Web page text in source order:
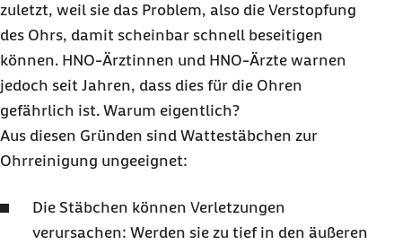
zuletzt, weil sie das Problem, also die Verstopfung
des Ohrs, damit scheinbar schnell beseitigen
können. HNO-Ärztinnen und HNO-Ärzte warnen
jedoch seit Jahren, dass dies für die Ohren
gefährlich ist. Warum eigentlich?
Aus diesen Gründen sind Wattestäbchen zur
Ohrreinigung ungeeignet:
Die Stäbchen können Verletzungen
verursachen: Werden sie zu tief in den äußeren